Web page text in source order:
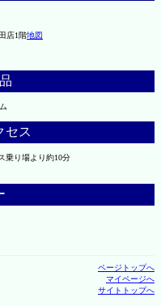
店1階地図
セス
乗り場より約10分
ページトップへ
マイページへ
サイトトップへ